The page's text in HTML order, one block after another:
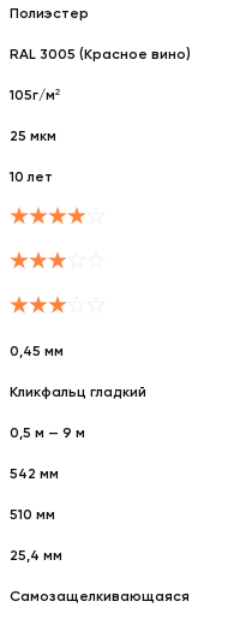
Полиэстер
RAL 3005 (Красное вино)
105г/м²
25 мкм
10 лет
0,45 мм
Кликфальц гладкий
0,5 м — 9 м
542 мм
510 мм
25,4 мм
Самозащелкивающаяся